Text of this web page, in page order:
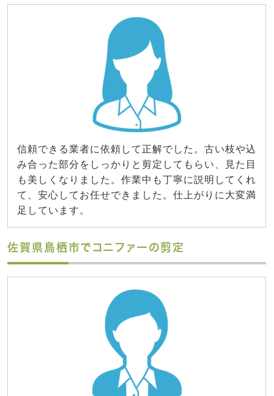
信頼できる業者に依頼して正解でした。古い枝や込
み合った部分をしっかりと剪定してもらい、見た目
も美しくなりました。作業中も丁寧に説明してくれ
て、安心してお任せできました。仕上がりに大変満
足しています。
佐賀県鳥栖市でコニファーの剪定